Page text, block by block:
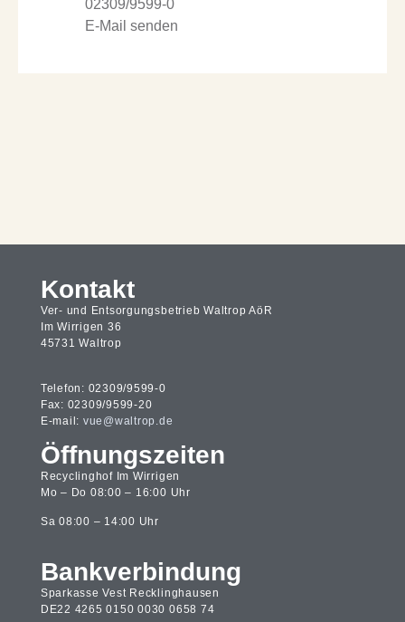
02309/9599-0
E-Mail senden
Kontakt
Ver- und Entsorgungsbetrieb Waltrop AöR
Im Wirrigen 36
45731 Waltrop
Telefon: 02309/9599-0
Fax: 02309/9599-20
E-mail: vue@waltrop.de
Öffnungszeiten
Recyclinghof Im Wirrigen
Mo – Do 08:00 – 16:00 Uhr
Sa 08:00 – 14:00 Uhr
Bankverbindung
Sparkasse Vest Recklinghausen
DE22 4265 0150 0030 0658 74